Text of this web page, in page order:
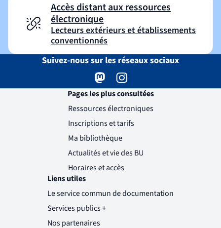
Accès distant aux ressources
électronique
Lecteurs extérieurs et établissements
conventionnés
Suivez-nous sur les réseaux sociaux
Mastodon
( )
(nouvelle fenêtre)
Instagram
( )
(nouvelle fenêtre)
Pages les plus consultées
Ressources électroniques
Inscriptions et tarifs
Ma bibliothèque
Actualités et vie des BU
Horaires et accès
Liens utiles
Le service commun de documentation
Services publics +
(nouvelle fenêtre)
Nos partenaires